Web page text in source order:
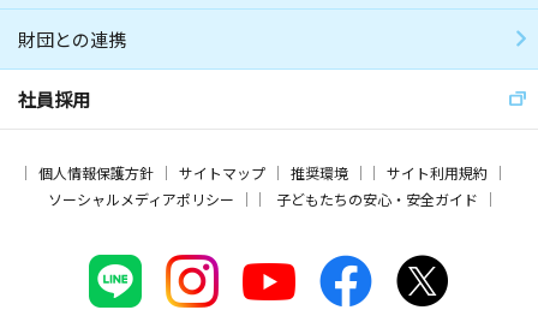
財団との連携
社員採用
個人情報保護方針 サイトマップ 推奨環境
サイト利用規約
ソーシャルメディアポリシー
子どもたちの安心・安全ガイド